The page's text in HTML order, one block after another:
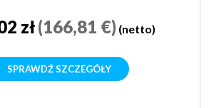
zł(166,81 €) (netto)
SPRAWDŹ SZCZEGÓŁY